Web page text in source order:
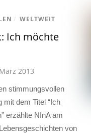
/ WELTWEIT
Ich möchte
2013
stimmungsvollen
mit dem Titel “Ich
erzählte NInA am
von